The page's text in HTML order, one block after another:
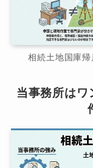
相続土地国庫
当事務所は